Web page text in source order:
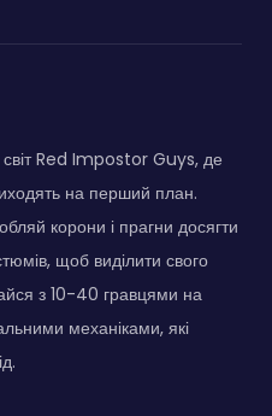
світ Red Impostor Guys, де
на перший план.
корони і прагни досягти
щоб виділити свого
з 10-40 гравцями на
механіками, які